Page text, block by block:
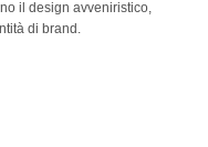
il design avveniristico,
di brand.